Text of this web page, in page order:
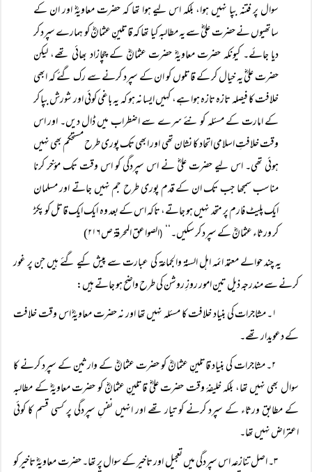
سوال پر فتنہ بپا نہیں ہوا، بلکہ اس لیے ہوا تھا کہ حضرت معاویہؓ اور ان کے
ساتھیوں نے حضرت علیؓ سے یہ مطالبہ کیا تھا کہ قاتلینِ عثمانؓ کو ہمارے سپرد کر
دیا جائے۔ کیونکہ حضرت معاویہؓ حضرت عثمانؓ کے چچازاد بھائی تھے، لیکن
حضرت علیؓ یہ خیال کر کے قاتلوں کو ان کے سپرد کرنے سے رک گئے کہ ابھی
خلافت کا فیصلہ تازہ تازہ ہوا ہے، کہیں ایسا نہ ہو کہ یہ باغی کوئی اور شورش بپا کر
کے امارت کے مسئلہ کو نئے سرے سے اضطراب میں ڈال دیں۔ اور اس
وقت خلافتِ اسلامی اتحاد کا نشان تھی اور ابھی تک پوری طرح مستحکم بھی نہیں
ہوئی تھی۔ اس لیے حضرت علیؓ نے اس سپردگی کو اس وقت تک مؤخر کرنا
مناسب سمجھا جب تک ان کے قدم پوری طرح جم نہیں جاتے اور مسلمان
ایک پلیٹ فارم پر متحد نہیں ہو جاتے، تاکہ اس کے بعد وہ ایک ایک قاتل کو پکڑ
کر ورثاء عثمانؓ کے سپرد کر سکیں۔‘‘
(الصواعق المحرقۃ ص ۲۱۶)
یہ چند حوالے معتمد ائمہ اہل السنۃ والجماعۃ کی عبارت سے پیش کیے گئے ہیں جن پر غور
کرنے سے مندرجہ ذیل تین امور روزِ روشن کی طرح واضح ہو جاتے ہیں:
۱۔ مشاجرات کی بنیاد خلافت کا مسئلہ نہیں تھا اور نہ حضرت معاویہؓ اس وقت خلافت
کے دعویدار تھے۔
۲۔ مشاجرات کی بنیاد قاتلینِ عثمانؓ کو حضرت عثمانؓ کے وارثین کے سپرد کرنے کا
سوال بھی نہیں تھا، بلکہ خلیفۂ وقت حضرت علیؓ قاتلینِ عثمانؓ کو حضرت معاویہؓ کے مطالبہ
کے مطابق ورثاء کے سپرد کرنے کو تیار تھے اور انہیں نفسِ سپردگی پر کسی قسم کا کوئی
اعتراض نہیں تھا۔
۳۔ اصل تنازعہ اس سپردگی میں تعجیل اور تاخیر کے سوال پر تھا۔ حضرت معاویہؓ تاخیر کو